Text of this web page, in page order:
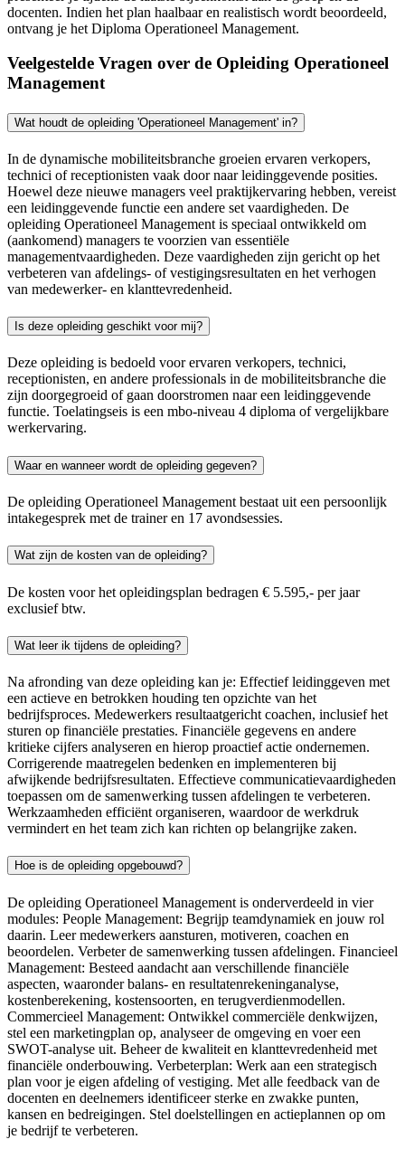
docenten. Indien het plan haalbaar en realistisch wordt beoordeeld,
ontvang je het Diploma Operationeel Management.
Veelgestelde Vragen over de Opleiding Operationeel
Management
Wat houdt de opleiding 'Operationeel Management' in?
In de dynamische mobiliteitsbranche groeien ervaren verkopers,
technici of receptionisten vaak door naar leidinggevende posities.
Hoewel deze nieuwe managers veel praktijkervaring hebben, vereist
een leidinggevende functie een andere set vaardigheden. De
opleiding Operationeel Management is speciaal ontwikkeld om
(aankomend) managers te voorzien van essentiële
managementvaardigheden. Deze vaardigheden zijn gericht op het
verbeteren van afdelings- of vestigingsresultaten en het verhogen
van medewerker- en klanttevredenheid.
Is deze opleiding geschikt voor mij?
Deze opleiding is bedoeld voor ervaren verkopers, technici,
receptionisten, en andere professionals in de mobiliteitsbranche die
zijn doorgegroeid of gaan doorstromen naar een leidinggevende
functie. Toelatingseis is een mbo-niveau 4 diploma of vergelijkbare
werkervaring.
Waar en wanneer wordt de opleiding gegeven?
De opleiding Operationeel Management bestaat uit een persoonlijk
intakegesprek met de trainer en 17 avondsessies.
Wat zijn de kosten van de opleiding?
De kosten voor het opleidingsplan bedragen € 5.595,- per jaar
exclusief btw.
Wat leer ik tijdens de opleiding?
Na afronding van deze opleiding kan je: Effectief leidinggeven met
een actieve en betrokken houding ten opzichte van het
bedrijfsproces. Medewerkers resultaatgericht coachen, inclusief het
sturen op financiële prestaties. Financiële gegevens en andere
kritieke cijfers analyseren en hierop proactief actie ondernemen.
Corrigerende maatregelen bedenken en implementeren bij
afwijkende bedrijfsresultaten. Effectieve communicatievaardigheden
toepassen om de samenwerking tussen afdelingen te verbeteren.
Werkzaamheden efficiënt organiseren, waardoor de werkdruk
vermindert en het team zich kan richten op belangrijke zaken.
Hoe is de opleiding opgebouwd?
De opleiding Operationeel Management is onderverdeeld in vier
modules: People Management: Begrijp teamdynamiek en jouw rol
daarin. Leer medewerkers aansturen, motiveren, coachen en
beoordelen. Verbeter de samenwerking tussen afdelingen. Financieel
Management: Besteed aandacht aan verschillende financiële
aspecten, waaronder balans- en resultatenrekeninganalyse,
kostenberekening, kostensoorten, en terugverdienmodellen.
Commercieel Management: Ontwikkel commerciële denkwijzen,
stel een marketingplan op, analyseer de omgeving en voer een
SWOT-analyse uit. Beheer de kwaliteit en klanttevredenheid met
financiële onderbouwing. Verbeterplan: Werk aan een strategisch
plan voor je eigen afdeling of vestiging. Met alle feedback van de
docenten en deelnemers identificeer sterke en zwakke punten,
kansen en bedreigingen. Stel doelstellingen en actieplannen op om
je bedrijf te verbeteren.